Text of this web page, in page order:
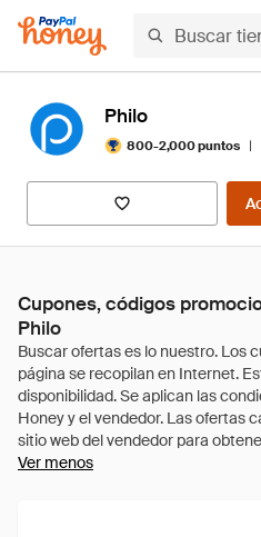
Philo
800-2,000 puntos |
Cupones, códigos
Philo
Ver menos